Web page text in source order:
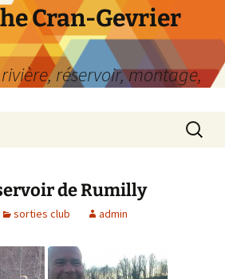
Cran-Gevrier
réservoir, montage,
de Rumilly
sorties club admin